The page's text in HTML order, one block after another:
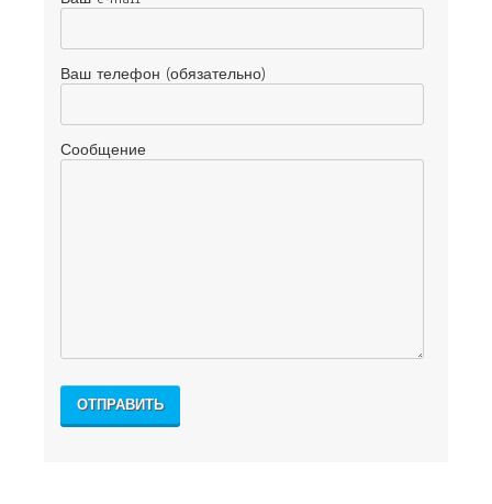
Ваш телефон (обязательно)
Сообщение